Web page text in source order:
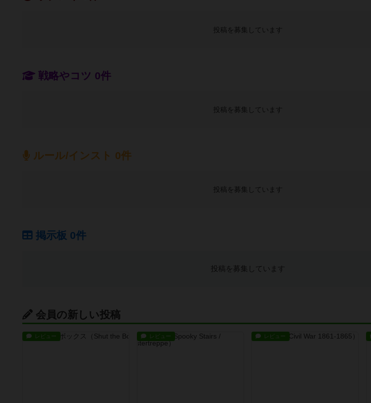
投稿を募集しています
戦略やコツ 0件
投稿を募集しています
ルール/インスト 0件
投稿を募集しています
掲示板 0件
投稿を募集しています
会員の新しい投稿
レビュー レビュー レビュー